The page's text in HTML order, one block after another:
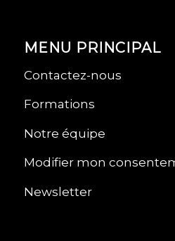
MENU PRINCIPAL
Contactez-nous
Formations
Notre équipe
Modifier mon
Newsletter